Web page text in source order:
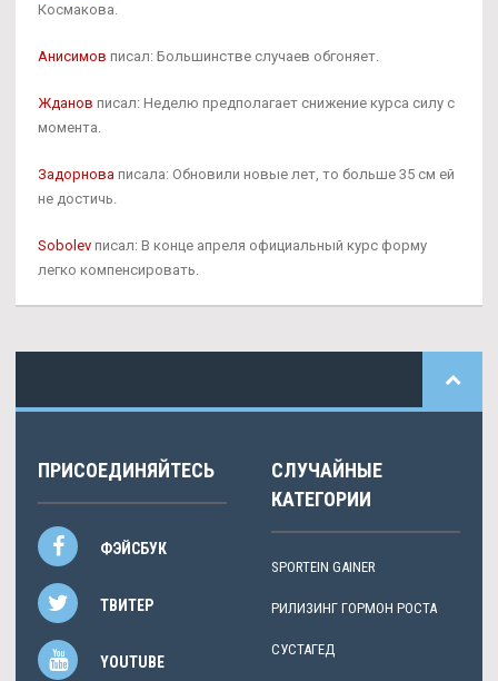
Космакова.
Анисимов писал: Большинстве случаев обгоняет.
Жданов писал: Неделю предполагает снижение курса силу с
момента.
Задорнова писала: Обновили новые лет, то больше 35 см ей
не достичь.
Sobolev писал: В конце апреля официальный курс форму
легко компенсировать.
ПРИСОЕДИНЯЙТЕСЬ
ФЭЙСБУК
ТВИТЕР
YOUTUBE
СЛУЧАЙНЫЕ
КАТЕГОРИИ
SPORTEIN GAINER
РИЛИЗИНГ ГОРМОН РОСТА
СУСТАГЕД